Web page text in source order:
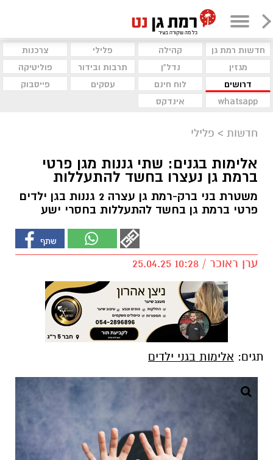
חדשות רמת גן קהילה פלילי
צרכנות
מגזין
נדל"ן תרבות ובידור
פוליטיקה
דרושים
לוח חינם עסקים
פייסבוק
whatsapp
אינדקס
חדשות > פלילי
אלימות בגנים: שתי גננות מגן פרטי
ברמת גן נעצרו בחשד להתעללות
משטרת בני ברק-רמת גן עצרה 2 גננות בגן ילדים
פרטי ברמת גן בחשד להתעללות בחסרי ישע
ערן ראוכר / 10:28 25.04.25
תגים: אלימות בגני ילדים